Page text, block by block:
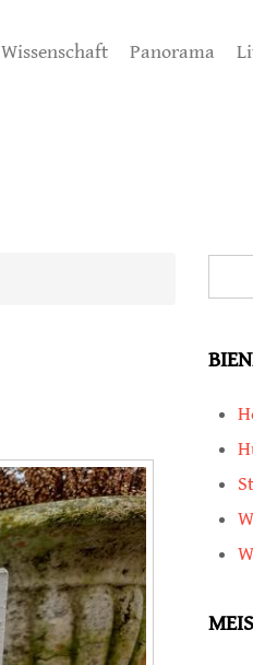
Wissenschaft Panorama